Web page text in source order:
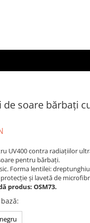
de soare bărbați
UV400 contra radiațiilor
pentru bărbați.
Forma lentilei:
și lavetă de
produs: OSM73.
:
negru